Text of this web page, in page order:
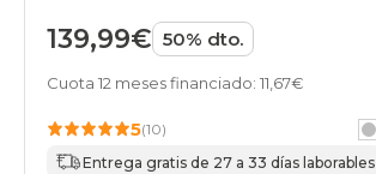
139,99€ 50% dto.
Cuota 12 meses financiado: 11,67€
5(10)
Entrega gratis de 27 a 33 días laborables